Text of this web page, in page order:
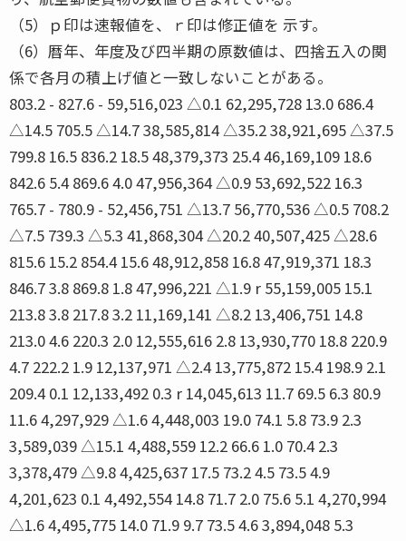
（5）ｐ印は速報値を、ｒ印は修正値を 示す。
（6）暦年、年度及び四半期の原数値は、四捨五入の関
係で各月の積上げ値と一致しないことがある。
803.2 - 827.6 - 59,516,023 △0.1 62,295,728 13.0 686.4
△14.5 705.5 △14.7 38,585,814 △35.2 38,921,695 △37.5
799.8 16.5 836.2 18.5 48,379,373 25.4 46,169,109 18.6
842.6 5.4 869.6 4.0 47,956,364 △0.9 53,692,522 16.3
765.7 - 780.9 - 52,456,751 △13.7 56,770,536 △0.5 708.2
△7.5 739.3 △5.3 41,868,304 △20.2 40,507,425 △28.6
815.6 15.2 854.4 15.6 48,912,858 16.8 47,919,371 18.3
846.7 3.8 869.8 1.8 47,996,221 △1.9 r 55,159,005 15.1
213.8 3.8 217.8 3.2 11,169,141 △8.2 13,406,751 14.8
213.0 4.6 220.3 2.0 12,555,616 2.8 13,930,770 18.8 220.9
4.7 222.2 1.9 12,137,971 △2.4 13,775,872 15.4 198.9 2.1
209.4 0.1 12,133,492 0.3 r 14,045,613 11.7 69.5 6.3 80.9
11.6 4,297,929 △1.6 4,448,003 19.0 74.1 5.8 73.9 2.3
3,589,039 △15.1 4,488,559 12.2 66.6 1.0 70.4 2.3
3,378,479 △9.8 4,425,637 17.5 73.2 4.5 73.5 4.9
4,201,623 0.1 4,492,554 14.8 71.7 2.0 75.6 5.1 4,270,994
△1.6 4,495,775 14.0 71.9 9.7 73.5 4.6 3,894,048 5.3